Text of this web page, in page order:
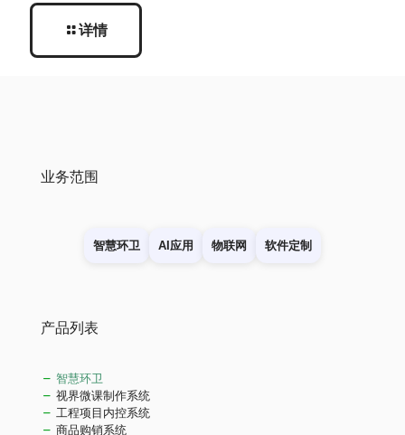
详情
业务范围
智慧环卫 AI应用 物联网 软件定制
产品列表
智慧环卫
视界微课制作系统
工程项目内控系统
商品购销系统